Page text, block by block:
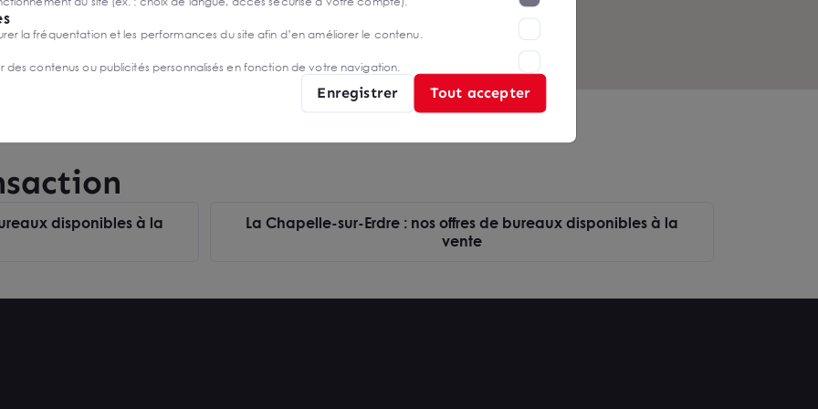
disponibles à la
La Chapelle-sur-Erdre : nos offres de bureaux disponibles à la
vente
la fréquentation et les performances du site afin d’en améliorer le contenu.
des contenus ou publicités personnalisés en fonction de votre navigation.
Enregistrer Tout accepter